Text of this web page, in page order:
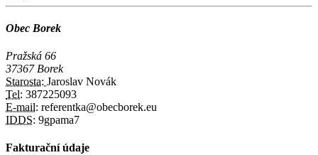
Obec Borek
Pražská 66
37367 Borek
Starosta: Jaroslav Novák
Tel: 387225093
E-mail: referentka@obecborek.eu
IDDS: 9gpama7
Fakturační údaje